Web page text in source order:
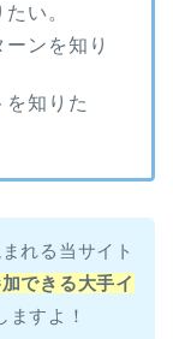
い。
ンを知り
知りた
れる当サイト
できる大手イ
ますよ！